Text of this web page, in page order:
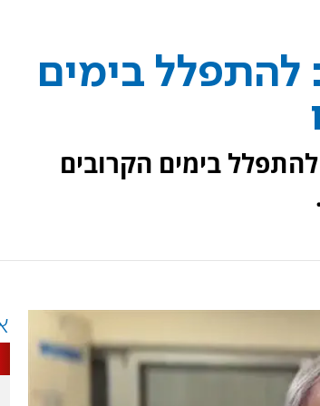
להתפלל בימים
בימים הקרובים